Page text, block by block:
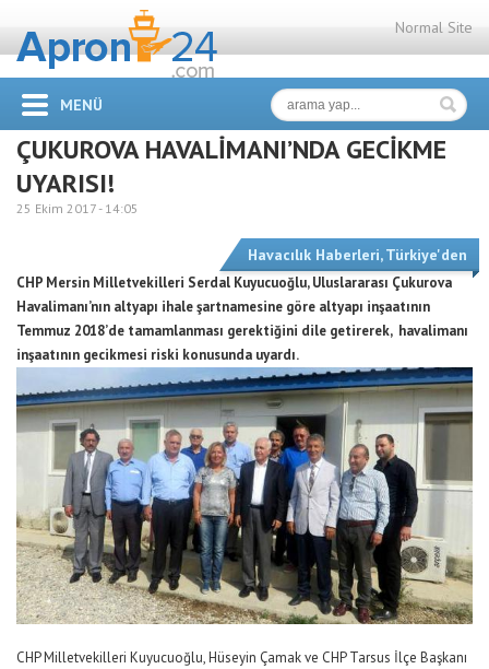
Normal Site
MENÜ
ÇUKUROVA HAVALİMANI’NDA GECİKME
UYARISI!
25 Ekim 2017 - 14:05
Havacılık Haberleri,Türkiye'den
CHP Mersin Milletvekilleri Serdal Kuyucuoğlu, Uluslararası Çukurova
Havalimanı’nın altyapı ihale şartnamesine göre altyapı inşaatının
Temmuz 2018’de tamamlanması gerektiğini dile getirerek, havalimanı
inşaatının gecikmesi riski konusunda uyardı.
CHP Milletvekilleri Kuyucuoğlu, Hüseyin Çamak ve CHP Tarsus İlçe Başkanı